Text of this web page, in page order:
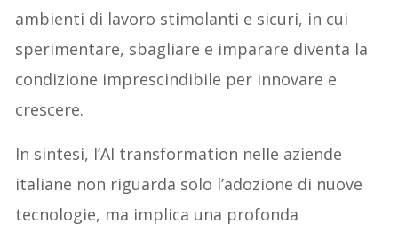
ambienti di lavoro stimolanti e sicuri, in cui
sperimentare, sbagliare e imparare diventa la
condizione imprescindibile per innovare e
crescere.
In sintesi, l’AI transformation nelle aziende
italiane non riguarda solo l’adozione di nuove
tecnologie, ma implica una profonda